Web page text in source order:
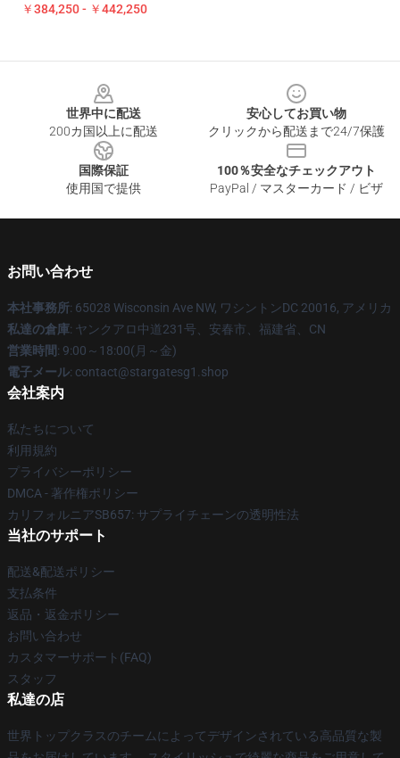
￥384,250 - ￥442,250
世界中に配送
200カ国以上に配送
安心してお買い物
クリックから配送まで24/7保護
国際保証
使用国で提供
100％安全なチェックアウト
PayPal / マスターカード / ビザ
お問い合わせ
本社事務所: 65028 Wisconsin Ave NW, ワシントンDC 20016, アメリカ
私達の倉庫: ヤンクアロ中道231号、安春市、福建省、CN
営業時間: 9:00～18:00(月～金)
電子メール: contact@stargatesg1.shop
会社案内
私たちについて
利用規約
プライバシーポリシー
DMCA - 著作権ポリシー
カリフォルニアSB657: サプライチェーンの透明性法
当社のサポート
配送&配送ポリシー
支払条件
返品・返金ポリシー
お問い合わせ
カスタマーサポート(FAQ)
スタッフ
私達の店
世界トップクラスのチームによってデザインされている高品質な製